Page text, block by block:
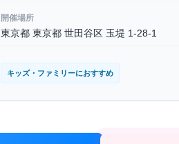
開催場所
東京都 東京都 世田谷区 玉堤 1-28-1
キッズ・ファミリーにおすすめ